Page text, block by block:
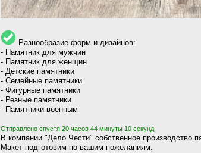
Разнообразие форм и дизайнов:
- Памятник для мужчин
- Памятник для женщин
- Детские памятники
- Семейные памятники
- Фигурные памятники
- Резные памятники
- Памятники военным
Отправлено спустя 20 часов 44 минуты 10 секунд:
В компании "Дело Чести" собственное производство
Макет подготовим по вашим пожеланиям.